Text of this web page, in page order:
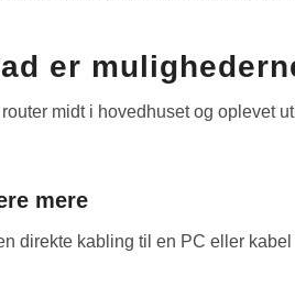
er
midt i hovedhuset og oplevet
mere
direkte kabling til en PC eller